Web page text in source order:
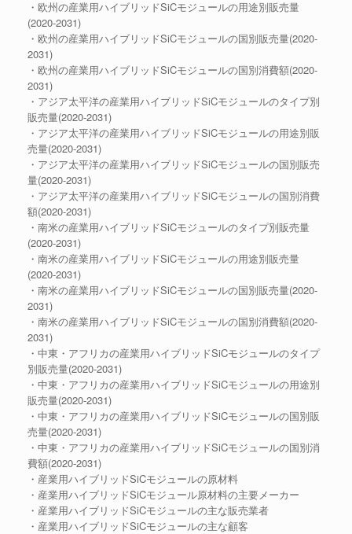
・欧州の産業用ハイブリッドSiCモジュールの用途別販売量
(2020-2031)
・欧州の産業用ハイブリッドSiCモジュールの国別販売量(2020-
2031)
・欧州の産業用ハイブリッドSiCモジュールの国別消費額(2020-
2031)
・アジア太平洋の産業用ハイブリッドSiCモジュールのタイプ別
販売量(2020-2031)
・アジア太平洋の産業用ハイブリッドSiCモジュールの用途別販
売量(2020-2031)
・アジア太平洋の産業用ハイブリッドSiCモジュールの国別販売
量(2020-2031)
・アジア太平洋の産業用ハイブリッドSiCモジュールの国別消費
額(2020-2031)
・南米の産業用ハイブリッドSiCモジュールのタイプ別販売量
(2020-2031)
・南米の産業用ハイブリッドSiCモジュールの用途別販売量
(2020-2031)
・南米の産業用ハイブリッドSiCモジュールの国別販売量(2020-
2031)
・南米の産業用ハイブリッドSiCモジュールの国別消費額(2020-
2031)
・中東・アフリカの産業用ハイブリッドSiCモジュールのタイプ
別販売量(2020-2031)
・中東・アフリカの産業用ハイブリッドSiCモジュールの用途別
販売量(2020-2031)
・中東・アフリカの産業用ハイブリッドSiCモジュールの国別販
売量(2020-2031)
・中東・アフリカの産業用ハイブリッドSiCモジュールの国別消
費額(2020-2031)
・産業用ハイブリッドSiCモジュールの原材料
・産業用ハイブリッドSiCモジュール原材料の主要メーカー
・産業用ハイブリッドSiCモジュールの主な販売業者
・産業用ハイブリッドSiCモジュールの主な顧客